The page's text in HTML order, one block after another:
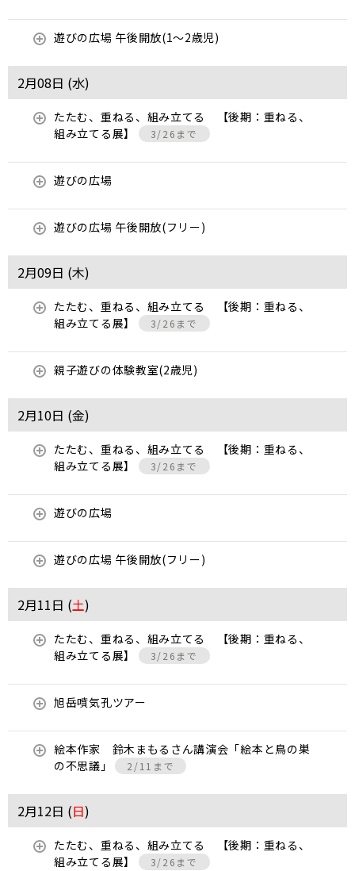
遊びの広場 午後開放(1～2歳児)
2月08日 (水)
たたむ、重ねる、組み立てる 【後期：重ねる、
組み立てる展】
3/26まで
遊びの広場
遊びの広場 午後開放(フリー)
2月09日 (木)
たたむ、重ねる、組み立てる 【後期：重ねる、
組み立てる展】
3/26まで
親子遊びの体験教室(2歳児)
2月10日 (金)
たたむ、重ねる、組み立てる 【後期：重ねる、
組み立てる展】
3/26まで
遊びの広場
遊びの広場 午後開放(フリー)
2月11日 (土)
たたむ、重ねる、組み立てる 【後期：重ねる、
組み立てる展】
3/26まで
旭岳噴気孔ツアー
絵本作家 鈴木まもるさん講演会「絵本と鳥の巣
の不思議」
2/11まで
2月12日 (日)
たたむ、重ねる、組み立てる 【後期：重ねる、
組み立てる展】
3/26まで